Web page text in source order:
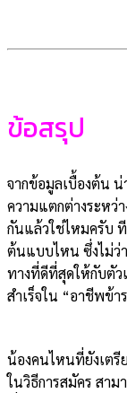
ข้อสรุป
จากข้อมูลเบื้องต้น
ความแตกต่างระห
กันแล้วใช่ไหมครับ
ต้นแบบไหน ซึ่งไม่ว่
ทางที่ดีที่สุดให้กับตัว
สำเร็จใน “อาชีพข้
น้องคนไหนที่ยังเตรี
ในวิธีการสมัคร สาม